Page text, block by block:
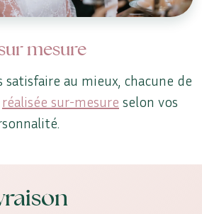
mesure
satisfaire au mieux, chacune de
réalisée sur-mesure selon vos